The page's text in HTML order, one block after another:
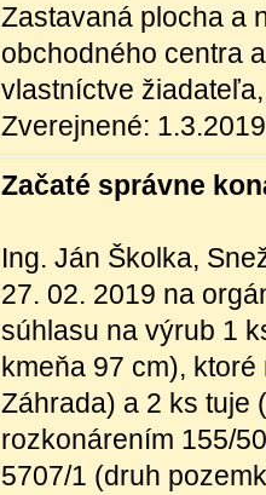
Zastavaná plocha a
obchodného centra
vlastníctve
Zverejnené: 1.3.2019
Začaté správne
Ing. Ján Školka,
27. 02. 2019 na
súhlasu na výrub 1
kmeňa 97 cm),
Záhrada) a 2 ks tuje
rozkonárením 155/
5707/1 (druh